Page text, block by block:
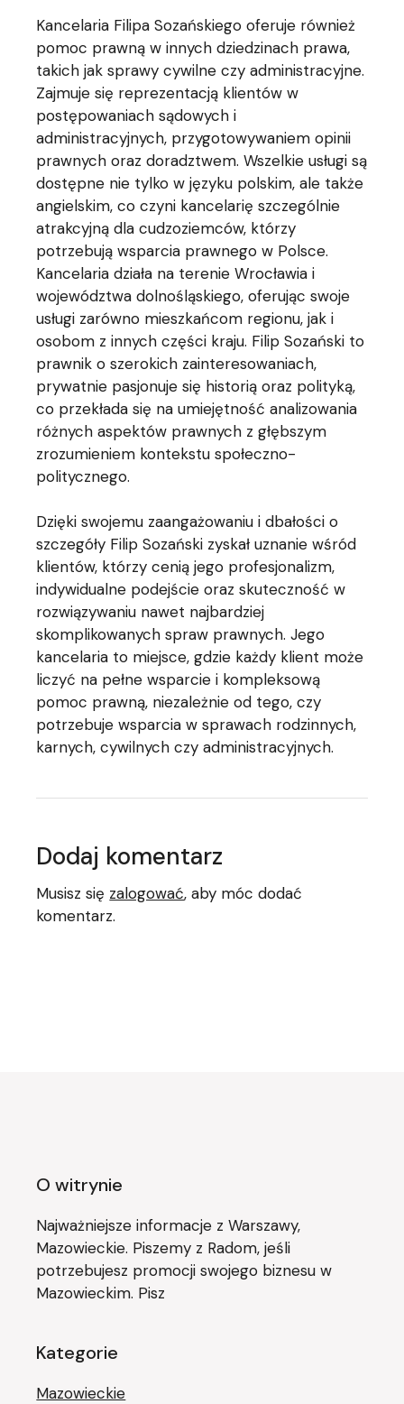
Kancelaria Filipa Sozańskiego oferuje również
pomoc prawną w innych dziedzinach prawa,
takich jak sprawy cywilne czy administracyjne.
Zajmuje się reprezentacją klientów w
postępowaniach sądowych i
administracyjnych, przygotowywaniem opinii
prawnych oraz doradztwem. Wszelkie usługi są
dostępne nie tylko w języku polskim, ale także
angielskim, co czyni kancelarię szczególnie
atrakcyjną dla cudzoziemców, którzy
potrzebują wsparcia prawnego w Polsce.
Kancelaria działa na terenie Wrocławia i
województwa dolnośląskiego, oferując swoje
usługi zarówno mieszkańcom regionu, jak i
osobom z innych części kraju. Filip Sozański to
prawnik o szerokich zainteresowaniach,
prywatnie pasjonuje się historią oraz polityką,
co przekłada się na umiejętność analizowania
różnych aspektów prawnych z głębszym
zrozumieniem kontekstu społeczno-
politycznego.
Dzięki swojemu zaangażowaniu i dbałości o
szczegóły Filip Sozański zyskał uznanie wśród
klientów, którzy cenią jego profesjonalizm,
indywidualne podejście oraz skuteczność w
rozwiązywaniu nawet najbardziej
skomplikowanych spraw prawnych. Jego
kancelaria to miejsce, gdzie każdy klient może
liczyć na pełne wsparcie i kompleksową
pomoc prawną, niezależnie od tego, czy
potrzebuje wsparcia w sprawach rodzinnych,
karnych, cywilnych czy administracyjnych.
Dodaj komentarz
Musisz się zalogować, aby móc dodać
komentarz.
O witrynie
Najważniejsze informacje z Warszawy,
Mazowieckie. Piszemy z Radom, jeśli
potrzebujesz promocji swojego biznesu w
Mazowieckim. Pisz
Kategorie
Mazowieckie